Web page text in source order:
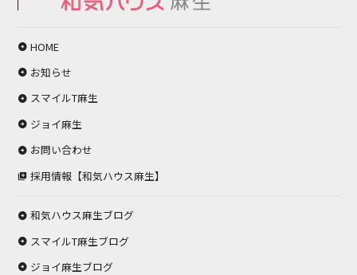
HOME
お知らせ
スマイルT麻生
ジョイ麻生
お問い合わせ
採用情報【和気ハウス麻生】
和気ハウス麻生ブログ
スマイルT麻生ブログ
ジョイ麻生ブログ